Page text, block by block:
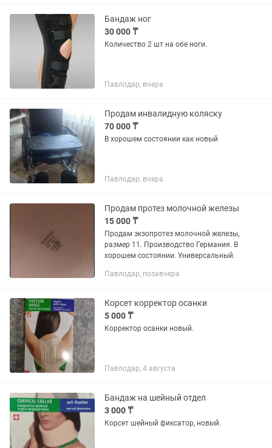
Бандаж ног
30 000 ₸
Количество 2 шт на обе ноги.
Павлодар, вчера
Продам инвалидную коляску
70 000 ₸
В хорошем состоянии как новый
Павлодар, вчера
Продам протез молочной железы
15 000 ₸
Продам экзопротез молочной железы,
размер 11. Производство Германия. В
хорошем состоянии. Универсальный.
Павлодар, позавчера
Корсет корректор осанки
5 000 ₸
Корректор осанки новый.
Павлодар, 4 августа
Бандаж на шейный отдел
3 000 ₸
Корсет шейный фиксатор, новый.